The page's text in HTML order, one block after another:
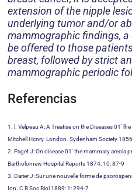
extension of the nipple
underlying tumor and/or
mammographic findings,
be offered to those
breast, followed by strict
mammographic periodic
Referencias
1. l. Velpeau A: A Treatise on the Diseases 01′
Mitchell Hcnry. London. Sydenham Society 1856
2. Paget J: On disease 01′ the mammary areola
Bartholomew Hospital Reports 1874: 10: 87-9
3. Darier J: Sur une nouvelle forme de
Ion. C R Soc Biol 1889: 1: 294-7